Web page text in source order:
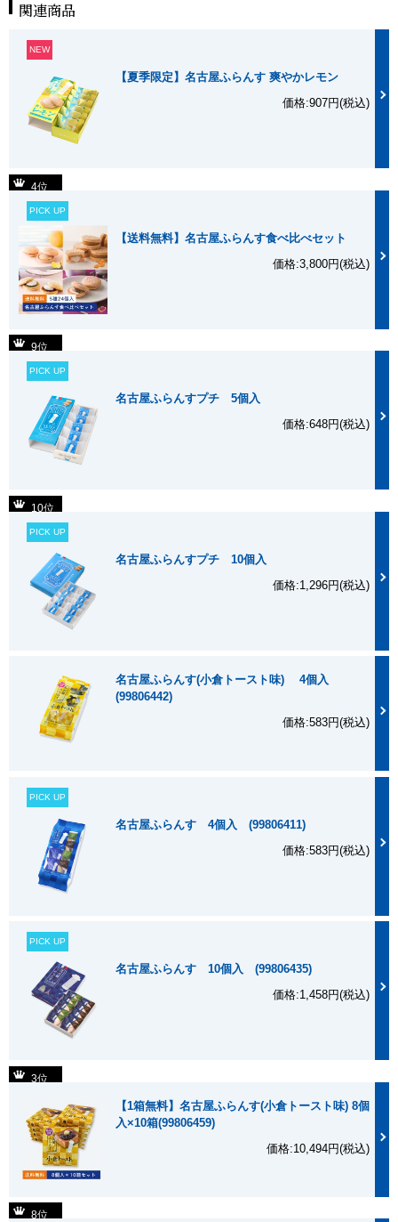
箱サイズ
特定原材料等
賞味期限
出荷方法
通常便
関連商品
NEW
【夏季限定】名古屋ふらんす 爽やかレモン
価格:907円(税込)
4位
PICK UP
【送料無料】名古屋ふらんす食べ比べセット
価格:3,800円(税込)
9位
PICK UP
名古屋ふらんすプチ 5個入
価格:648円(税込)
10位
PICK UP
名古屋ふらんすプチ 10個入
価格:1,296円(税込)
名古屋ふらんす(小倉トースト味) 4個入
(99806442)
価格:583円(税込)
PICK UP
名古屋ふらんす 4個入 (99806411)
価格:583円(税込)
PICK UP
名古屋ふらんす 10個入 (99806435)
価格:1,458円(税込)
3位
【1箱無料】名古屋ふらんす(小倉トースト味) 8個
入×10箱(99806459)
価格:10,494円(税込)
8位